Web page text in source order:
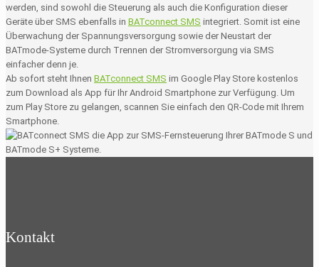
werden, sind sowohl die Steuerung als auch die Konfiguration dieser
Geräte über SMS ebenfalls in BATconnect SMS integriert. Somit ist eine
Überwachung der Spannungsversorgung sowie der Neustart der
BATmode-Systeme durch Trennen der Stromversorgung via SMS
einfacher denn je.
Ab sofort steht Ihnen BATconnect SMS im Google Play Store kostenlos
zum Download als App für Ihr Android Smartphone zur Verfügung. Um
zum Play Store zu gelangen, scannen Sie einfach den QR-Code mit Ihrem
Smartphone.
Kontakt